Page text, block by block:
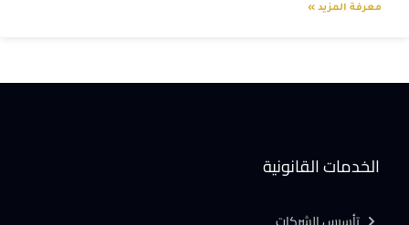
معرفة المزيد »
الخدمات القانونية